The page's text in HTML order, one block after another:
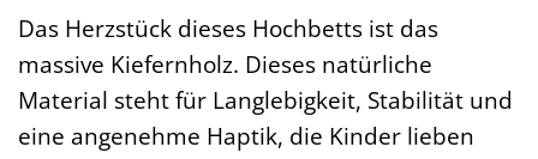
Das Herzstück dieses Hochbetts ist das
massive Kiefernholz. Dieses natürliche
Material steht für Langlebigkeit, Stabilität und
eine angenehme Haptik, die Kinder lieben